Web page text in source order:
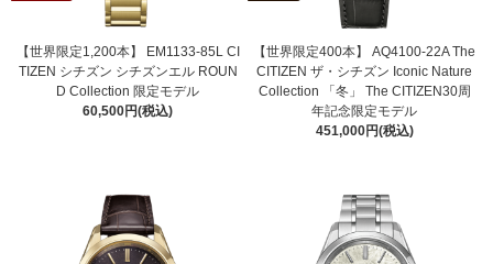
【世界限定1,200本】 EM1133-85L CI
TIZEN シチズン シチズンエル ROUN
D Collection 限定モデル
60,500円(税込)
【世界限定400本】 AQ4100-22A The
CITIZEN ザ・シチズン Iconic Nature
Collection 「冬」 The CITIZEN30周
年記念限定モデル
451,000円(税込)